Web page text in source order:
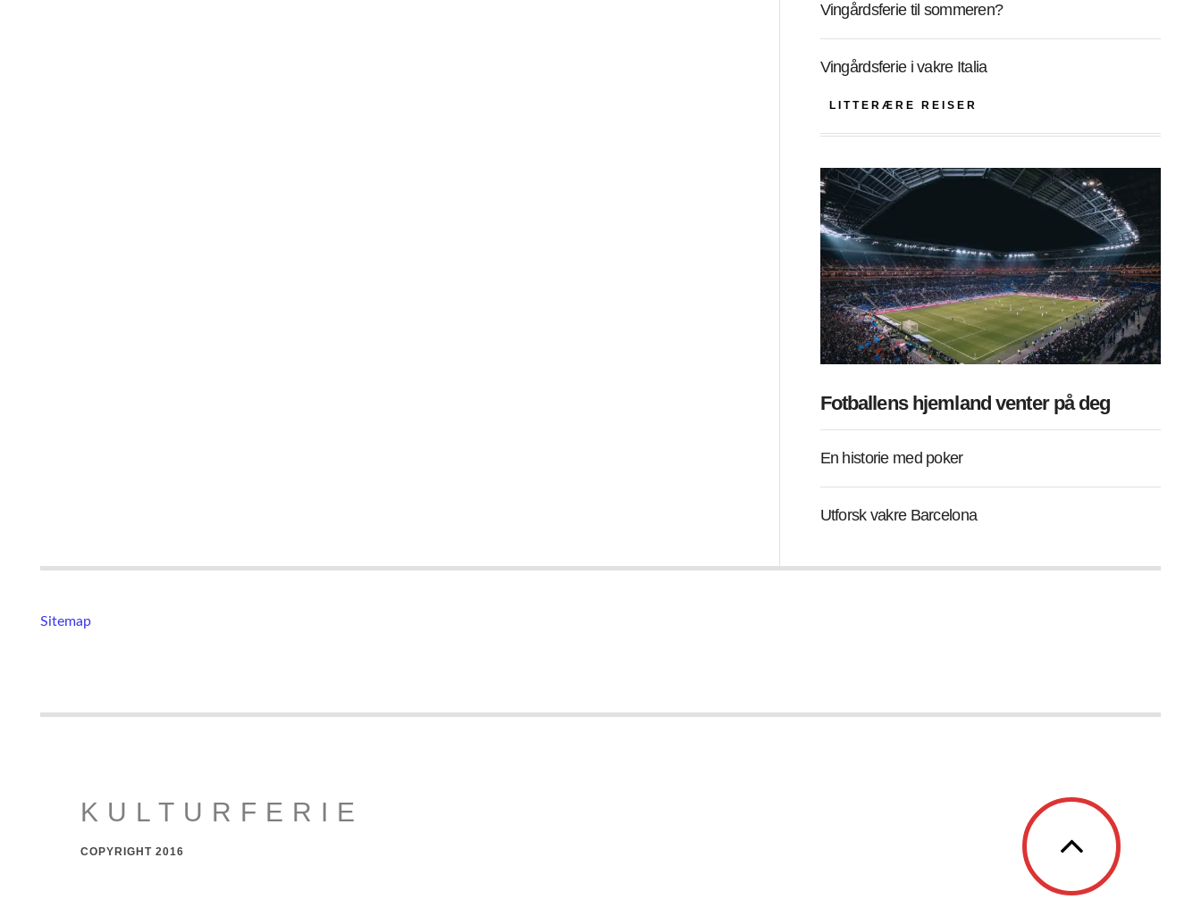
Vingårdsferie til sommeren?
Vingårdsferie i vakre Italia
LITTERÆRE REISER
Fotballens hjemland venter på deg
En historie med poker
Utforsk vakre Barcelona
Sitemap
KULTURFERIE
COPYRIGHT 2016